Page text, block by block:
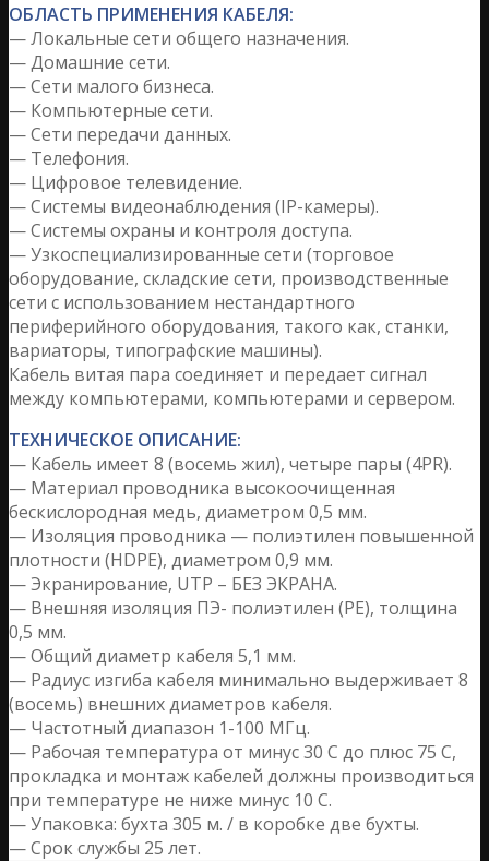
ОБЛАСТЬ ПРИМЕНЕНИЯ КАБЕЛЯ:
— Локальные сети общего назначения.
— Домашние сети.
— Сети малого бизнеса.
— Компьютерные сети.
— Сети передачи данных.
— Телефония.
— Цифровое телевидение.
— Системы видеонаблюдения (IP-камеры).
— Системы охраны и контроля доступа.
— Узкоспециализированные сети (торговое
оборудование, складские сети, производственные
сети с использованием нестандартного
периферийного оборудования, такого как, станки,
вариаторы, типографские машины).
Кабель витая пара соединяет и передает сигнал
между компьютерами, компьютерами и сервером.
ТЕХНИЧЕСКОЕ ОПИСАНИЕ:
— Кабель имеет 8 (восемь жил), четыре пары (4PR).
— Материал проводника высокоочищенная
бескислородная медь, диаметром 0,5 мм.
— Изоляция проводника — полиэтилен повышенной
плотности (HDPE), диаметром 0,9 мм.
— Экранирование, UTP – БЕЗ ЭКРАНА.
— Внешняя изоляция ПЭ- полиэтилен (PE), толщина
0,5 мм.
— Общий диаметр кабеля 5,1 мм.
— Радиус изгиба кабеля минимально выдерживает 8
(восемь) внешних диаметров кабеля.
— Частотный диапазон 1-100 МГц.
— Рабочая температура от минус 30 С до плюс 75 C,
прокладка и монтаж кабелей должны производиться
при температуре не ниже минус 10 С.
— Упаковка: бухта 305 м. / в коробке две бухты.
— Срок службы 25 лет.